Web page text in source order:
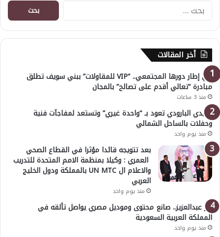
البحث
عن:
أخر المقالات
في إطار دورها المجتمعي.. “VIP للمقاولات” ببني سويف تطلق
مبادرة “تعالي أقدم على تصالح” بالمجان
منذ 3 ساعات
هايدي البارودي تعود بـ “واحدة غيري” وتستعد لمفاجآت فنية
وحفلات بالساحل الشمالي
منذ يوم واحد
بعد تتويجه قائدا مؤثرا في القطاع الصحي
العمري : وكيلا بمنظمة الامم المتحدة للتدريب
والاعلام ال UN MTC بالمملكة ودول الخليج
العربي
منذ يوم واحد
بدر عبدالعزيز.. صانع محتوى وموديل مصري يواصل تألقه في
المملكة العربية السعودية
منذ يوم واحد